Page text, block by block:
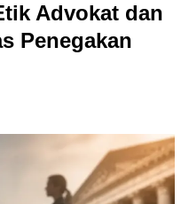
Advokat dan
Penegakan